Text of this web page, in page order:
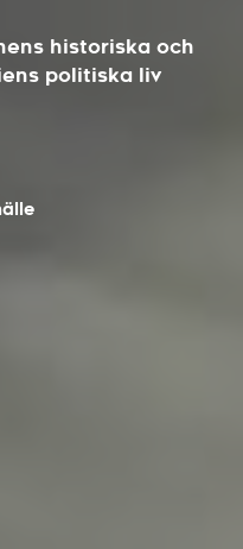
historiska och
politiska liv